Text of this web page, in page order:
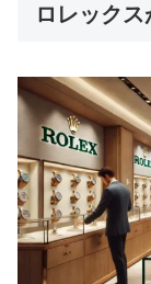
ロレック